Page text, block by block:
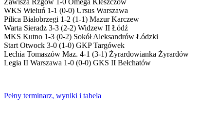
WKS Wieluń 1-1 (0-0) Ursus Warszawa
Pilica Białobrzegi 1-2 (1-1) Mazur Karczew
Warta Sieradz 3-3 (2-2) Widzew II Łódź
MKS Kutno 1-3 (0-2) Sokół Aleksandrów Łódzki
Start Otwock 3-0 (1-0) GKP Targówek
Lechia Tomaszów Maz. 4-1 (3-1) Żyrardowianka Żyrardów
Legia II Warszawa 1-0 (0-0) GKS II Bełchatów
Pełny terminarz, wyniki i tabela